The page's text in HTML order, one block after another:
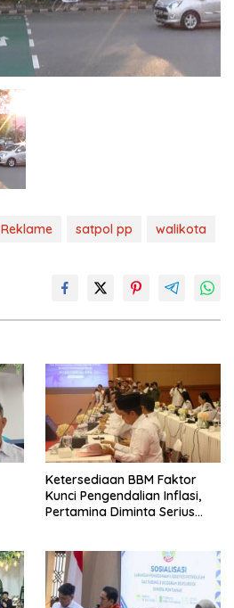
Reklame satpol pp walikota
Ketersediaan BBM Faktor
Kunci Pengendalian Inflasi,
Pertamina Diminta Serius